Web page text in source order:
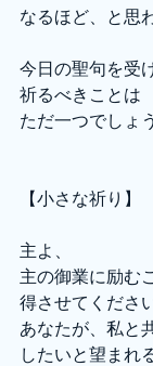
なるほど、と思
今日の聖句を受
祈るべきことは
ただ一つでしょ
【小さな祈り】
主よ、
主の御業に励む
得させてくださ
あなたが、私と
したいと望まれ